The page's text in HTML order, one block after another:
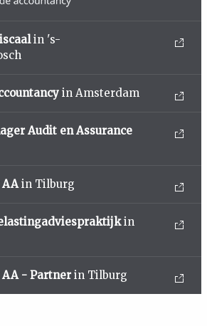
in 's-
in Amsterdam
Audit en Assurance
in Tilburg
in
- Partner in Tilburg